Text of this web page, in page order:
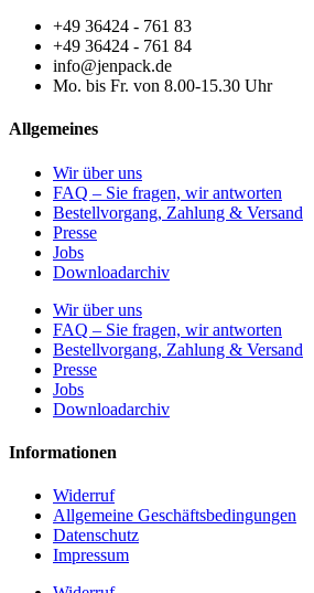
+49 36424 - 761 83
+49 36424 - 761 84
info@jenpack.de
Mo. bis Fr. von 8.00-15.30 Uhr
Allgemeines
Wir über uns
FAQ – Sie fragen, wir antworten
Bestellvorgang, Zahlung & Versand
Presse
Jobs
Downloadarchiv
Wir über uns
FAQ – Sie fragen, wir antworten
Bestellvorgang, Zahlung & Versand
Presse
Jobs
Downloadarchiv
Informationen
Widerruf
Allgemeine Geschäftsbedingungen
Datenschutz
Impressum